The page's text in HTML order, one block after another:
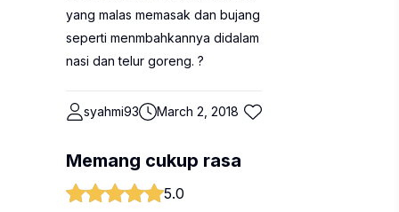
yang malas memasak dan bujang
seperti menmbahkannya didalam
nasi dan telur goreng. ?
syahmi93 March 2, 2018
Memang cukup rasa
5.0